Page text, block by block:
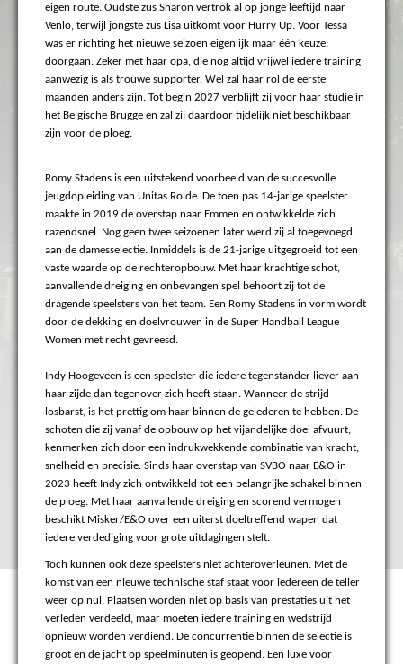
eigen route. Oudste zus Sharon vertrok al op jonge leeftijd naar
Venlo, terwijl jongste zus Lisa uitkomt voor Hurry Up. Voor Tessa
was er richting het nieuwe seizoen eigenlijk maar één keuze:
doorgaan. Zeker met haar opa, die nog altijd vrijwel iedere training
aanwezig is als trouwe supporter. Wel zal haar rol de eerste
maanden anders zijn. Tot begin 2027 verblijft zij voor haar studie in
het Belgische Brugge en zal zij daardoor tijdelijk niet beschikbaar
zijn voor de ploeg.
Romy Stadens is een uitstekend voorbeeld van de succesvolle
jeugdopleiding van Unitas Rolde. De toen pas 14-jarige speelster
maakte in 2019 de overstap naar Emmen en ontwikkelde zich
razendsnel. Nog geen twee seizoenen later werd zij al toegevoegd
aan de damesselectie. Inmiddels is de 21-jarige uitgegroeid tot een
vaste waarde op de rechteropbouw. Met haar krachtige schot,
aanvallende dreiging en onbevangen spel behoort zij tot de
dragende speelsters van het team. Een Romy Stadens in vorm wordt
door de dekking en doelvrouwen in de Super Handball League
Women met recht gevreesd.
Indy Hoogeveen is een speelster die iedere tegenstander liever aan
haar zijde dan tegenover zich heeft staan. Wanneer de strijd
losbarst, is het prettig om haar binnen de gelederen te hebben. De
schoten die zij vanaf de opbouw op het vijandelijke doel afvuurt,
kenmerken zich door een indrukwekkende combinatie van kracht,
snelheid en precisie. Sinds haar overstap van SVBO naar E&O in
2023 heeft Indy zich ontwikkeld tot een belangrijke schakel binnen
de ploeg. Met haar aanvallende dreiging en scorend vermogen
beschikt Misker/E&O over een uiterst doeltreffend wapen dat
iedere verdediging voor grote uitdagingen stelt.
Toch kunnen ook deze speelsters niet achteroverleunen. Met de
komst van een nieuwe technische staf staat voor iedereen de teller
weer op nul. Plaatsen worden niet op basis van prestaties uit het
verleden verdeeld, maar moeten iedere training en wedstrijd
opnieuw worden verdiend. De concurrentie binnen de selectie is
groot en de jacht op speelminuten is geopend. Een luxe voor